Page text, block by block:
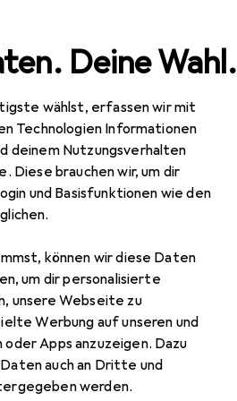
Deine Wahl.
wählst, erfassen wir mit
Technologien Informationen
deinem Nutzungsverhalten
Diese brauchen wir, um dir
und Basisfunktionen wie den
können wir diese Daten
um dir personalisierte
unsere Webseite zu
Werbung auf unseren und
Apps anzuzeigen. Dazu
auch an Dritte und
werden.
Wohnen Geschirr + Bar